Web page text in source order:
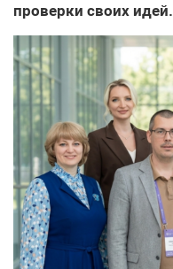
проверки своих идей.